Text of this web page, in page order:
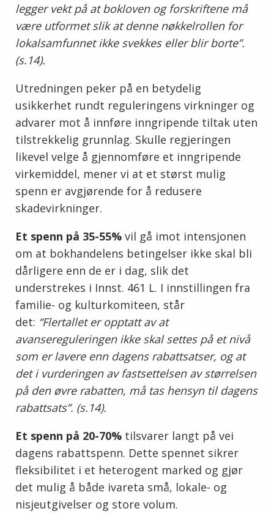
legger vekt på at bokloven og forskriftene må
være utformet slik at denne nøkkelrollen for
lokalsamfunnet ikke svekkes eller blir borte”.
(s.14).
Utredningen peker på en betydelig
usikkerhet rundt reguleringens virkninger og
advarer mot å innføre inngripende tiltak uten
tilstrekkelig grunnlag. Skulle regjeringen
likevel velge å gjennomføre et inngripende
virkemiddel, mener vi at et størst mulig
spenn er avgjørende for å redusere
skadevirkninger.
Et spenn på 35-55% vil gå imot intensjonen
om at bokhandelens betingelser ikke skal bli
dårligere enn de er i dag, slik det
understrekes i Innst. 461 L. I innstillingen fra
familie- og kulturkomiteen, står
det: “Flertallet er opptatt av at
avansereguleringen ikke skal settes på et nivå
som er lavere enn dagens rabattsatser, og at
det i vurderingen av fastsettelsen av størrelsen
på den øvre rabatten, må tas hensyn til dagens
rabattsats”. (s.14).
Et spenn på 20-70% tilsvarer langt på vei
dagens rabattspenn. Dette spennet sikrer
fleksibilitet i et heterogent marked og gjør
det mulig å både ivareta små, lokale- og
nisjeutgivelser og store volum.